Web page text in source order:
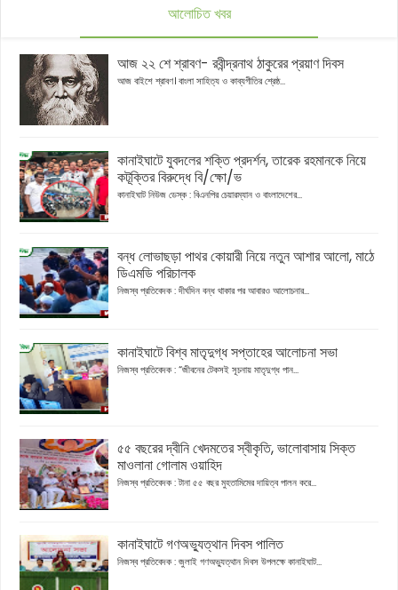
আলোচিত খবর
আজ ২২ শে শ্রাবণ- রবীন্দ্রনাথ ঠাকুরের প্রয়াণ দিবস
আজ বাইশে শ্রাবণ। বাংলা সাহিত্য ও কাব্যগীতির শ্রেষ্ঠ...
কানাইঘাটে যুবদলের শক্তি প্রদর্শন, তারেক রহমানকে নিয়ে
কটূক্তির বিরুদ্ধে বি/ক্ষো/ভ
কানাইঘাট নিউজ ডেস্ক : বিএনপির চেয়ারম্যান ও বাংলাদেশের...
বন্ধ লোভাছড়া পাথর কোয়ারী নিয়ে নতুন আশার আলো, মাঠে
ডিএমডি পরিচালক
নিজস্ব প্রতিবেদক : দীর্ঘদিন বন্ধ থাকার পর আবারও আলোচনার...
কানাইঘাটে বিশ্ব মাতৃদুগ্ধ সপ্তাহের আলোচনা সভা
নিজস্ব প্রতিবেদক : “জীবনের টেকসই সূচনায় মাতৃদুগ্ধ পান...
৫৫ বছরের দ্বীনি খেদমতের স্বীকৃতি, ভালোবাসায় সিক্ত
মাওলানা গোলাম ওয়াহিদ
নিজস্ব প্রতিবেদক : টানা ৫৫ বছর মুহতামিমের দায়িত্ব পালন করে...
কানাইঘাটে গণঅভ্যুত্থান দিবস পালিত
নিজস্ব প্রতিবেদক : জুলাই গণঅভ্যুত্থান দিবস উপলক্ষে কানাইঘাট...